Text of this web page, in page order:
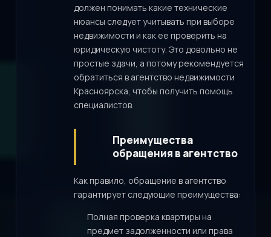
должен понимать какие технические
нюансы следует учитывать при выборе
недвижимости и как ее проверить на
юридическую чистоту. Это довольно не
простые здачи, а потому рекомендуется
обратиться в агентство недвижимости
Красноярска, чтобы получить помощь
специалистов.
Преимущества
обращения в агентство
Как правило, обращение в агентство
гарантирует следующие преимущества:
Полная проверка квартиры на
предмет задолженности или права